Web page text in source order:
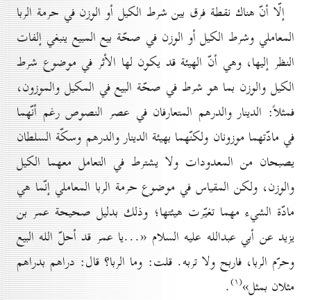
إلّا أنّ هناك نقطة فرق بين شرط الكيل أو الوزن في حرمة الربا
المعاملي وشرط الکيل أو الوزن في صحّة بيع المبيع ينبغي إلفات
النظر إليها، وهي أنّ الهيئة قد يكون لها الأثر في موضوع شرط
الكيل والوزن بما هو شرط في صحّة البيع في المكيل والموزون،
فمثلاً: الدينار والدرهم المتعارفان في عصر النصوص رغم أنّهما
في مادّتهما موزونان ولكنّهما بهيئة الدينار والدرهم وسكّة السلطان
يصبحان من المعدودات ولا يشترط في التعامل معهما الكيل
والوزن، ولكن المقياس في موضوع حرمة الربا المعاملي إنّما هي
مادّة الشيء مهما تغيّرت هيئتها؛ وذلك بدليل صحيحة عمر بن
يزيد عن أبي عبدالله عليه السلام «...يا عمر قد أحلّ الله البيع
وحرّم الربا، فاربح ولا تربه. قلت: وما الربا؟ قال: دراهم بدراهم
مثلان بمثل»(۱) .